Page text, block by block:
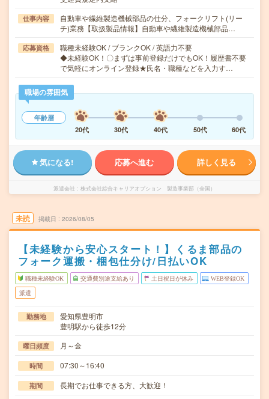
仕事内容
自動車や繊維製造機械部品の仕分、フォークリフト(リー
チ)業務【取扱製品情報】自動車や繊維製造機械部品…
応募資格
職種未経験OK / ブランクOK / 英語力不要
◆未経験OK！〇まずは事前登録だけでもOK！履歴書不要
で気軽にオンライン登録★氏名・職種などを入力す…
職場の雰囲気
年齢層
20代
30代 40代 50代 60代
気になる! 応募へ進む 詳しく見る
派遣会社 株式会社綜合キャリアオプション 製造事業部（全国）
未読 掲載日 2026/08/05
【未経験から安心スタート！】くるま部品の
フォーク運搬・梱包仕分け/日払いOK
職種未経験OK 交通費別途支給あり 土日祝日が休み WEB登録OK
派遣
勤務地
愛知県豊明市
豊明駅から徒歩12分
曜日頻度 月～金
時間 07:30～16:40
期間 長期でお仕事できる方、大歓迎！